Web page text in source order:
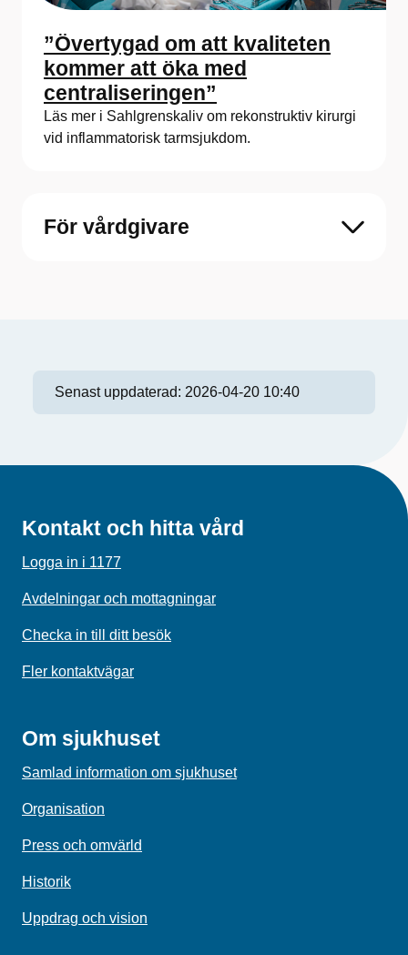
”Övertygad om att kvaliteten
kommer att öka med
centraliseringen”
Läs mer i Sahlgrenskaliv om rekonstruktiv kirurgi
vid inflammatorisk tarmsjukdom.
För vårdgivare
Senast uppdaterad: 2026-04-20 10:40
Kontakt och hitta vård
Logga in i 1177
Avdelningar och mottagningar
Checka in till ditt besök
Fler kontaktvägar
Om sjukhuset
Samlad information om sjukhuset
Organisation
Press och omvärld
Historik
Uppdrag och vision